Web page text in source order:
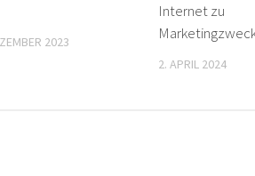
2023
Internet zu
2. APRIL 2024